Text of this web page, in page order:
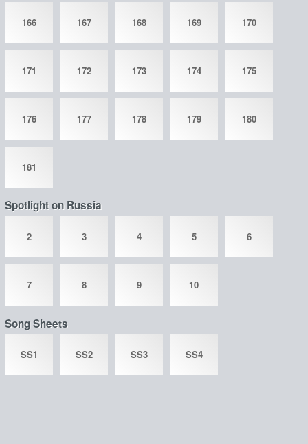
166 167 168 169 170
171 172 173 174 175
176 177 178 179 180
181
Spotlight on Russia
2 3 4 5 6
7 8 9 10
Song Sheets
SS1 SS2 SS3 SS4